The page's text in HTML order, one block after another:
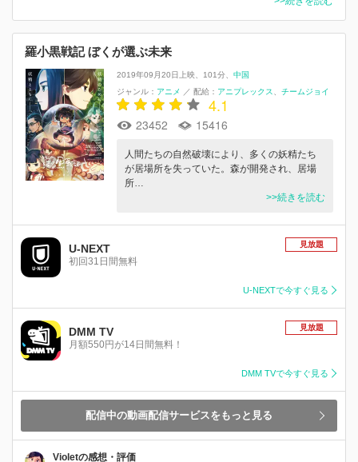
羅小黒戦記 ぼくが選ぶ未来
2019年09月20日上映 101分
中国
ジャンル： アニメ ／ 配給： アニプレックス チームジョイ
4.1
23452 15416
人間たちの自然破壊により、多くの妖精たち
が居場所を失っていた。森が開発され、居場
所…
>>続きを読む
U-NEXT
初回31日間無料
見放題
U-NEXTで今すぐ見る
DMM TV
月額550円が14日間無料！
見放題
DMM TVで今すぐ見る
配信中の動画配信サービスをもっと見る
Violetの感想・評価